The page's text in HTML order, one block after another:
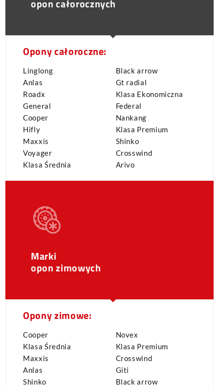
Opony całoroczne:
Linglong
Anlas
Roadx
General
Cooper
Hifly
Maxxis
Voyager
Klasa Średnia
Black arrow
Gt radial
Klasa Ekonomiczna
Federal
Nankang
Klasa Premium
Shinko
Crosswind
Arivo
opon całorocznych
Opony zimowe:
Cooper
Klasa Średnia
Maxxis
Anlas
Shinko
Novex
Klasa Premium
Crosswind
Giti
Black arrow
Marki
opon zimowych